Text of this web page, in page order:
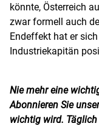
könnte, Österreich
zwar formell auch
Endeffekt hat er
Industriekapitän
Nie mehr eine
Abonnieren Sie
wichtig wird.